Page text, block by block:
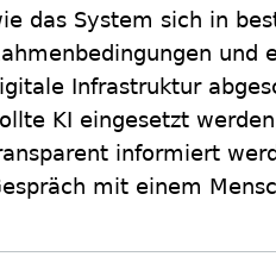
das System sich in
und
Infrastruktur
KI eingesetzt
informiert
mit einem